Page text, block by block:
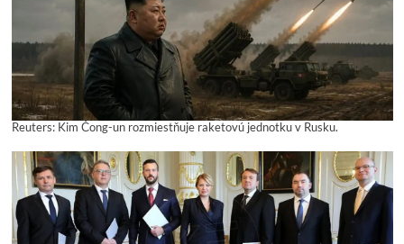
Reuters: Kim Čong-un rozmiestňuje raketovú jednotku v Rusku.